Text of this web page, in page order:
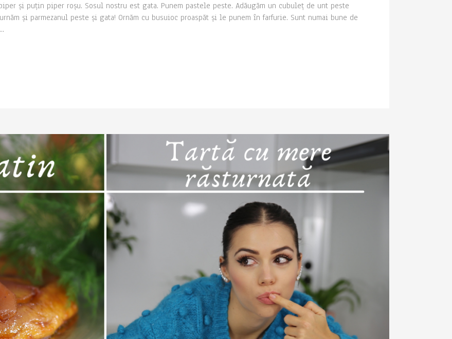
și puțin piper roșu. Sosul nostru est gata. Punem pastele peste. Adăugăm un cubuleț de unt peste
și parmezanul peste și gata! Ornăm cu busuioc proaspăt și le punem în farfurie. Sunt numai bune de